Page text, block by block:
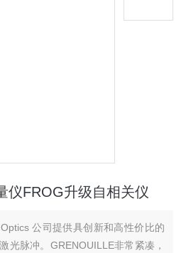
仪FROG升级自相关仪
公司提供具创新和高性价比的
光脉冲。GRENOUILLE非常紧凑，